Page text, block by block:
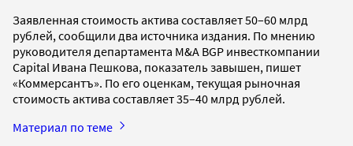
Заявленная стоимость актива составляет 50–60 млрд
рублей, сообщили два источника издания. По мнению
руководителя департамента M&A BGP инвесткомпании
Capital Ивана Пешкова, показатель завышен, пишет
«Коммерсантъ». По его оценкам, текущая рыночная
стоимость актива составляет 35–40 млрд рублей.
Материал по теме